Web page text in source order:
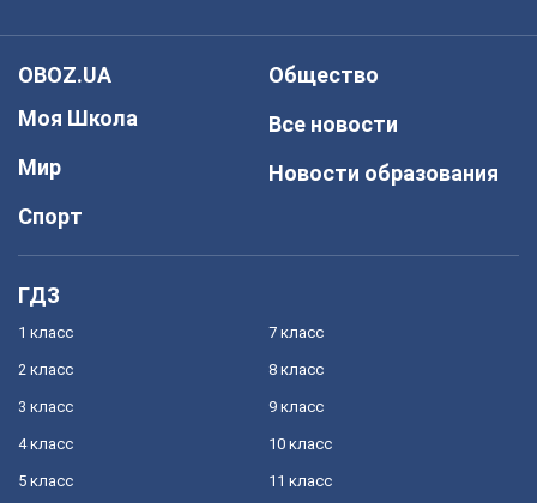
OBOZ.UA
Моя Школа
Мир
Спорт
Общество
Все новости
Новости образования
ГДЗ
1 класс
2 класс
3 класс
4 класс
5 класс
7 класс
8 класс
9 класс
10 класс
11 класс